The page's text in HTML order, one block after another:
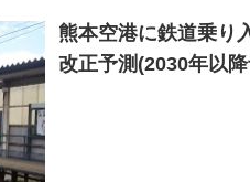
熊本空港に鉄道乗
改正予測(2030年以